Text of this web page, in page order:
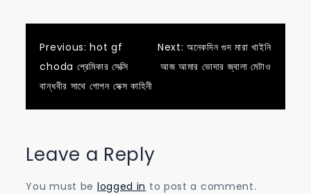
Post
navigation
Previous: hot gf
choda প্রেমিকার সেক্সি
বান্ধবীর সাথে গোপন সেক্স কাহিনী
Next: অনেকদিন গুদ মারা খাইনি
আজ আমার ভোদার জ্বালা মেটাও
Leave a Reply
You must be logged in to post a comment.